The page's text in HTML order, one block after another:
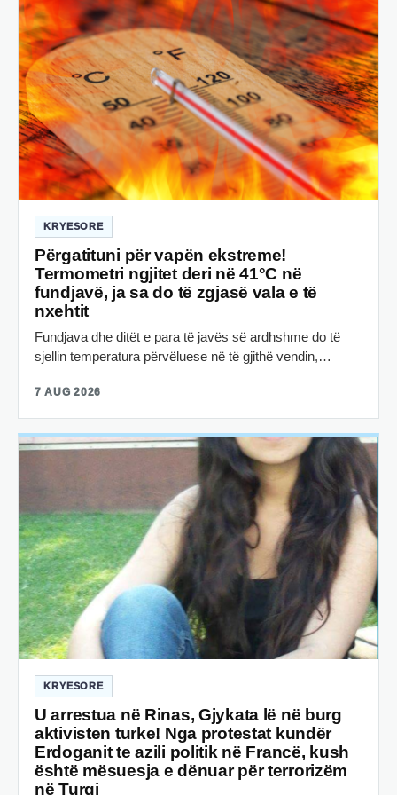
KRYESORE
Përgatituni për vapën ekstreme!
Termometri ngjitet deri në 41°C në
fundjavë, ja sa do të zgjasë vala e të
nxehtit
Fundjava dhe ditët e para të javës së ardhshme do të
sjellin temperatura përvëluese në të gjithë vendin,…
7 AUG 2026
KRYESORE
U arrestua në Rinas, Gjykata lë në burg
aktivisten turke! Nga protestat kundër
Erdoganit te azili politik në Francë, kush
është mësuesja e dënuar për terrorizëm
në Turqi